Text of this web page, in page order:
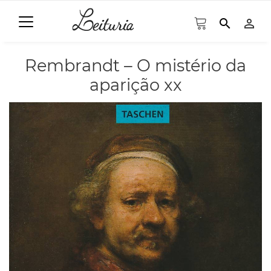
search person_outline
Rembrandt – O mistério da
aparição xx